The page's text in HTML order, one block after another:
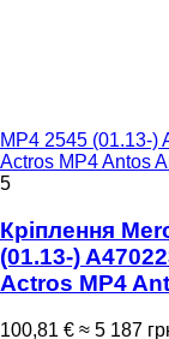
MP4 2545 (01.13-)
Actros MP4 Antos
5
Кріплення
(01.13-)
Actros MP4
100,81 € ≈ 5 187